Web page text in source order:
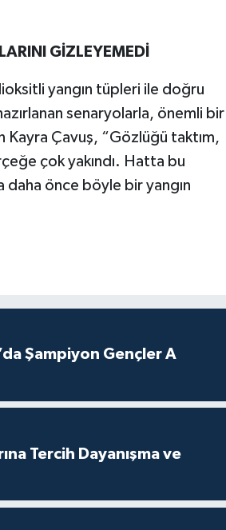
GİZLEYEMEDİ
yangın tüpleri ile doğru
senaryolarla, önemli bir
Kayra Çavuş, “Gözlüğü taktım,
çok yakındı. Hatta bu
önce böyle bir yangın
Şampiyon Gençler A
Tercih Dayanışma ve